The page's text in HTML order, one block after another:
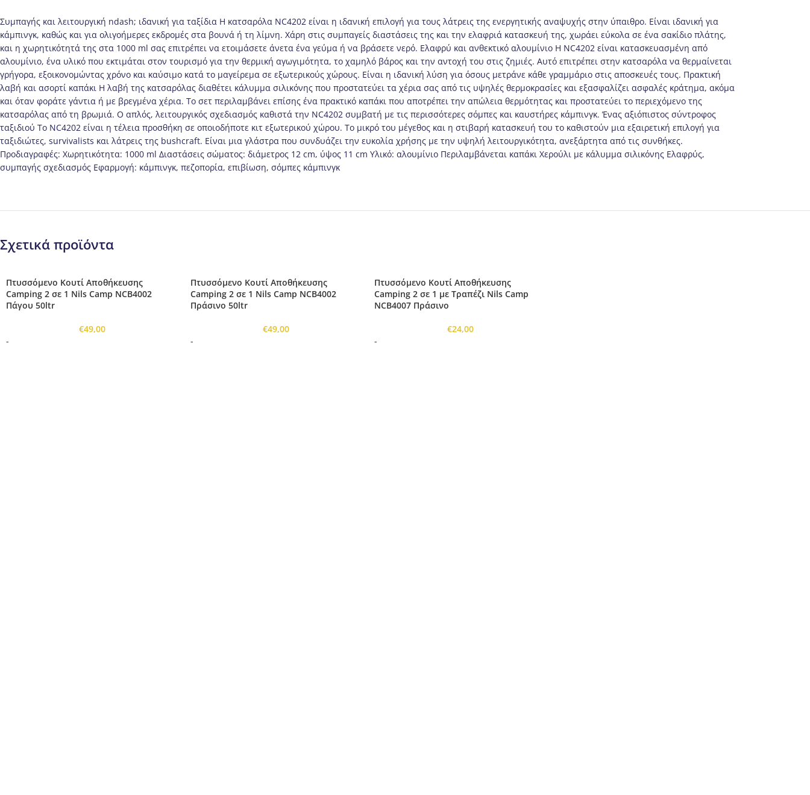
Συμπαγής και λειτουργική ndash; ιδανική για ταξίδια Η κατσαρόλα NC4202 είναι η ιδανική επιλογή για τους λάτρεις της ενεργητικής αναψυχής στην ύπαιθρο. Είναι ιδανική για
κάμπινγκ, καθώς και για ολιγοήμερες εκδρομές στα βουνά ή τη λίμνη. Χάρη στις συμπαγείς διαστάσεις της και την ελαφριά κατασκευή της, χωράει εύκολα σε ένα σακίδιο πλάτης,
και η χωρητικότητά της στα 1000 ml σας επιτρέπει να ετοιμάσετε άνετα ένα γεύμα ή να βράσετε νερό. Ελαφρύ και ανθεκτικό αλουμίνιο Η NC4202 είναι κατασκευασμένη από
αλουμίνιο, ένα υλικό που εκτιμάται στον τουρισμό για την θερμική αγωγιμότητα, το χαμηλό βάρος και την αντοχή του στις ζημιές. Αυτό επιτρέπει στην κατσαρόλα να θερμαίνεται
γρήγορα, εξοικονομώντας χρόνο και καύσιμο κατά το μαγείρεμα σε εξωτερικούς χώρους. Είναι η ιδανική λύση για όσους μετράνε κάθε γραμμάριο στις αποσκευές τους. Πρακτική
λαβή και ασορτί καπάκι Η λαβή της κατσαρόλας διαθέτει κάλυμμα σιλικόνης που προστατεύει τα χέρια σας από τις υψηλές θερμοκρασίες και εξασφαλίζει ασφαλές κράτημα, ακόμα
και όταν φοράτε γάντια ή με βρεγμένα χέρια. Το σετ περιλαμβάνει επίσης ένα πρακτικό καπάκι που αποτρέπει την απώλεια θερμότητας και προστατεύει το περιεχόμενο της
κατσαρόλας από τη βρωμιά. Ο απλός, λειτουργικός σχεδιασμός καθιστά την NC4202 συμβατή με τις περισσότερες σόμπες και καυστήρες κάμπινγκ. Ένας αξιόπιστος σύντροφος
ταξιδιού Το NC4202 είναι η τέλεια προσθήκη σε οποιοδήποτε κιτ εξωτερικού χώρου. Το μικρό του μέγεθος και η στιβαρή κατασκευή του το καθιστούν μια εξαιρετική επιλογή για
ταξιδιώτες, survivalists και λάτρεις της bushcraft. Είναι μια γλάστρα που συνδυάζει την ευκολία χρήσης με την υψηλή λειτουργικότητα, ανεξάρτητα από τις συνθήκες.
Προδιαγραφές: Χωρητικότητα: 1000 ml Διαστάσεις σώματος: διάμετρος 12 cm, ύψος 11 cm Υλικό: αλουμίνιο Περιλαμβάνεται καπάκι Χερούλι με κάλυμμα σιλικόνης Ελαφρύς,
συμπαγής σχεδιασμός Εφαρμογή: κάμπινγκ, πεζοπορία, επιβίωση, σόμπες κάμπινγκ
Σχετικά προϊόντα
Πτυσσόμενο Κουτί Αποθήκευσης
Camping 2 σε 1 Nils Camp NCB4002
Πάγου 50ltr
€49,00
-
Πτυσσόμενο Κουτί Αποθήκευσης
Camping 2 σε 1 Nils Camp NCB4002
Πράσινο 50ltr
€49,00
-
Πτυσσόμενο Κουτί Αποθήκευσης
Camping 2 σε 1 με Τραπέζι Nils Camp
NCB4007 Πράσινο
€24,00
-